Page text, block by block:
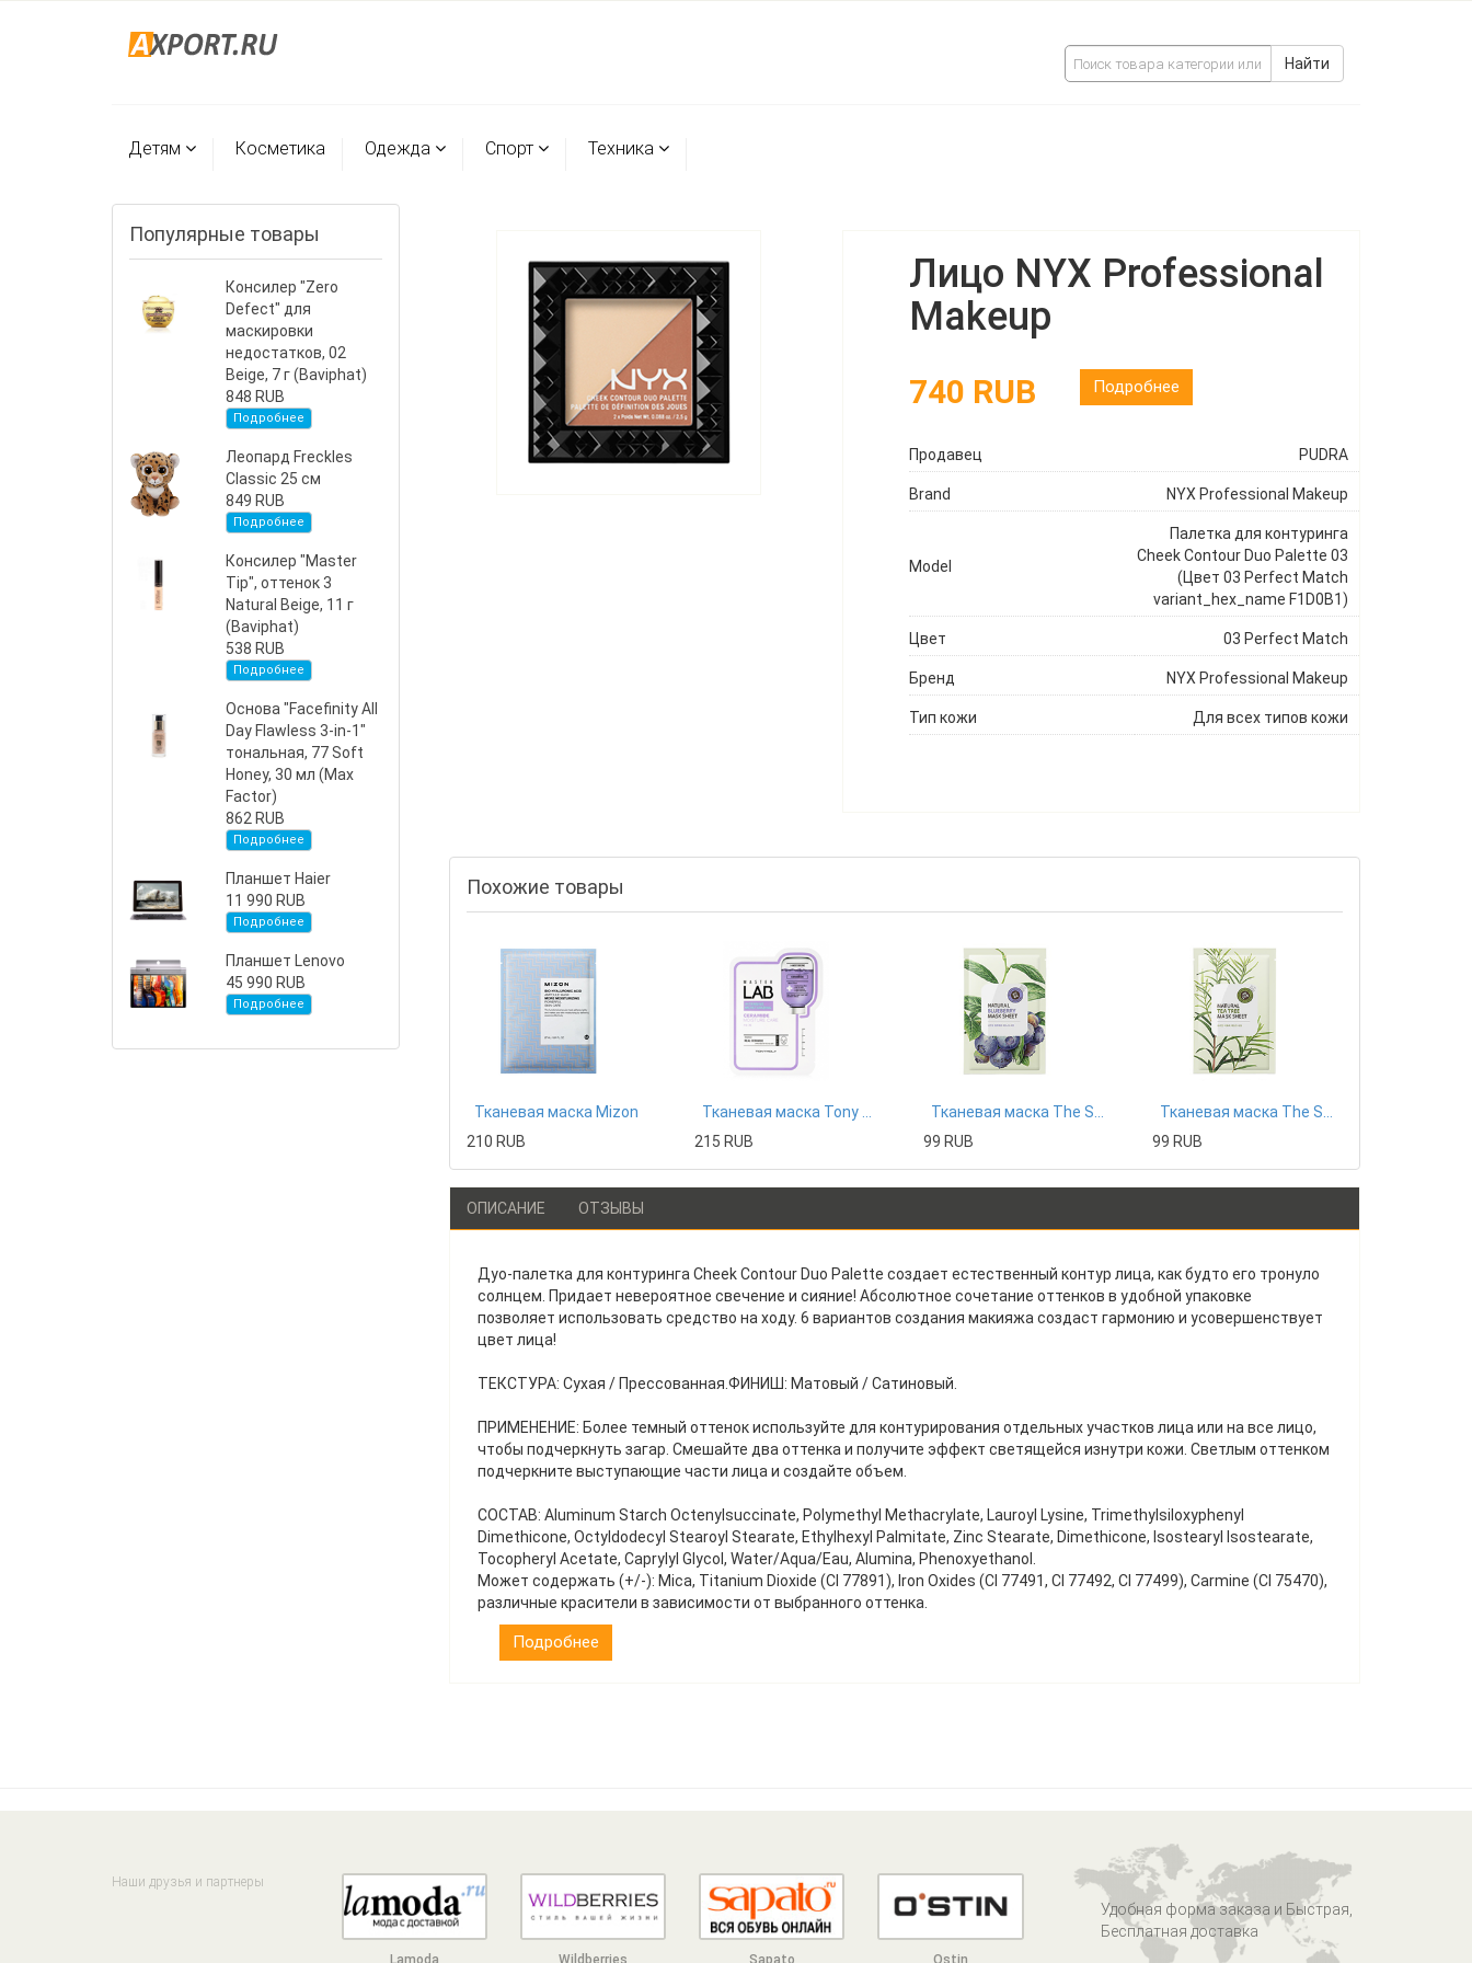
Найти
Детям Косметика Одежда Спорт Техника
Популярные товары
Консилер "Zero
Defect" для
маскировки
недостатков, 02
Beige, 7 г (Baviphat)
848 RUB
Подробнее
Леопард Freckles
Classic 25 см
849 RUB
Подробнее
Консилер "Master
Tip", оттенок 3
Natural Beige, 11 г
(Baviphat)
538 RUB
Подробнее
Основа "Facefinity All
Day Flawless 3-in-1"
тональная, 77 Soft
Honey, 30 мл (Max
Factor)
862 RUB
Подробнее
Планшет Haier
11 990 RUB
Подробнее
Планшет Lenovo
45 990 RUB
Подробнее
Лицо NYX Professional
Makeup
740 RUB Подробнее
Продавец PUDRA
Brand NYX Professional Makeup
Model
Палетка для контуринга
Cheek Contour Duo Palette 03
(Цвет 03 Perfect Match
variant_hex_name F1D0B1)
Цвет 03 Perfect Match
Бренд NYX Professional Makeup
Тип кожи Для всех типов кожи
Похожие товары
Тканевая маска Mizon
210 RUB
215 RUB
99 RUB
99 RUB
ОПИСАНИЕ ОТЗЫВЫ
Дуо-палетка для контуринга Cheek Contour Duo Palette создает естественный контур лица, как будто его тронуло
солнцем. Придает невероятное свечение и сияние! Абсолютное сочетание оттенков в удобной упаковке
позволяет использовать средство на ходу. 6 вариантов создания макияжа создаст гармонию и усовершенствует
цвет лица!
ТЕКСТУРА: Сухая / Прессованная.ФИНИШ: Матовый / Сатиновый.
ПРИМЕНЕНИЕ: Более темный оттенок используйте для контурирования отдельных участков лица или на все лицо,
чтобы подчеркнуть загар. Смешайте два оттенка и получите эффект светящейся изнутри кожи. Светлым оттенком
подчеркните выступающие части лица и создайте объем.
СОСТАВ: Aluminum Starch Octenylsuccinate, Polymethyl Methacrylate, Lauroyl Lysine, Trimethylsiloxyphenyl
Dimethicone, Octyldodecyl Stearoyl Stearate, Ethylhexyl Palmitate, Zinc Stearate, Dimethicone, Isostearyl Isostearate,
Tocopheryl Acetate, Caprylyl Glycol, Water/Aqua/Eau, Alumina, Phenoxyethanol.
Может содержать (+/-): Mica, Titanium Dioxide (CI 77891), Iron Oxides (CI 77491, CI 77492, CI 77499), Carmine (CI 75470),
различные красители в зависимости от выбранного оттенка.
Подробнее
Наши друзья и партнеры
Lamoda Wildberries Sapato Ostin
Удобная форма заказа и Быстрая,
Бесплатная доставка